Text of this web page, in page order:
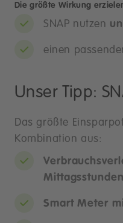
Die größte Wirkung
SNAP nutzen
einen
Unser Tipp:
Das größte
Kombination aus:
Mittagsstunden
Smart Meter